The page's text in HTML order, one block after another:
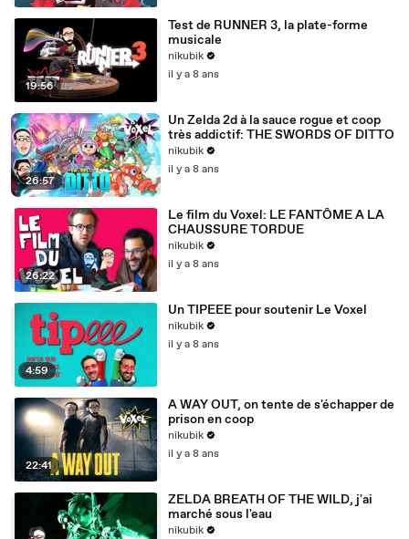
19:56
Test de RUNNER 3, la plate-forme
musicale
nikubik
il y a 8 ans
26:57
Un Zelda 2d à la sauce rogue et coop
très addictif: THE SWORDS OF DITTO
nikubik
il y a 8 ans
26:22
Le film du Voxel: LE FANTÔME A LA
CHAUSSURE TORDUE
nikubik
il y a 8 ans
4:59
Un TIPEEE pour soutenir Le Voxel
nikubik
il y a 8 ans
22:41
A WAY OUT, on tente de s'échapper de
prison en coop
nikubik
il y a 8 ans
ZELDA BREATH OF THE WILD, j'ai
marché sous l'eau
nikubik